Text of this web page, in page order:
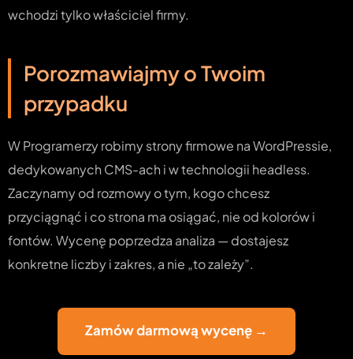
wchodzi tylko właściciel firmy.
Porozmawiajmy o Twoim
przypadku
W Programerzy robimy strony firmowe na WordPressie,
dedykowanych CMS-ach i w technologii headless.
Zaczynamy od rozmowy o tym, kogo chcesz
przyciągnąć i co strona ma osiągać, nie od kolorów i
fontów. Wycenę poprzedza analiza — dostajesz
konkretne liczby i zakres, a nie „to zależy”.
Zamów darmową wycenę →